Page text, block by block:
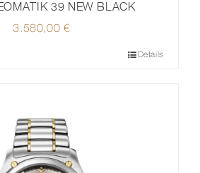
39 NEW BLACK
3.580,00€
Details